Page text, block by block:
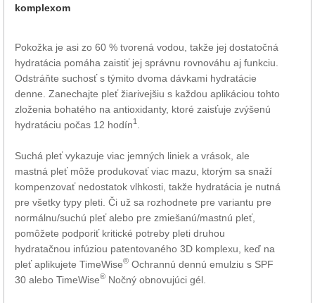
komplexom
Pokožka je asi zo 60 % tvorená vodou, takže jej dostatočná
hydratácia pomáha zaistiť jej správnu rovnováhu aj funkciu.
Odstráňte suchosť s týmito dvoma dávkami hydratácie
denne. Zanechajte pleť žiarivejšiu s každou aplikáciou tohto
zloženia bohatého na antioxidanty, ktoré zaisťuje zvýšenú
hydratáciu počas 12 hodín1
Suchá pleť vykazuje viac jemných liniek a vrások, ale
mastná pleť môže produkovať viac mazu, ktorým sa snaží
kompenzovať nedostatok vlhkosti, takže hydratácia je nutná
pre všetky typy pleti. Či už sa rozhodnete pre variantu pre
normálnu/suchú pleť alebo pre zmiešanú/mastnú pleť,
pomôžete podporiť kritické potreby pleti druhou
hydratačnou infúziou patentovaného 3D komplexu, keď na
pleť aplikujete TimeWise® Ochrannú dennú emulziu s SPF
30 alebo TimeWise® Nočný obnovujúci gél.